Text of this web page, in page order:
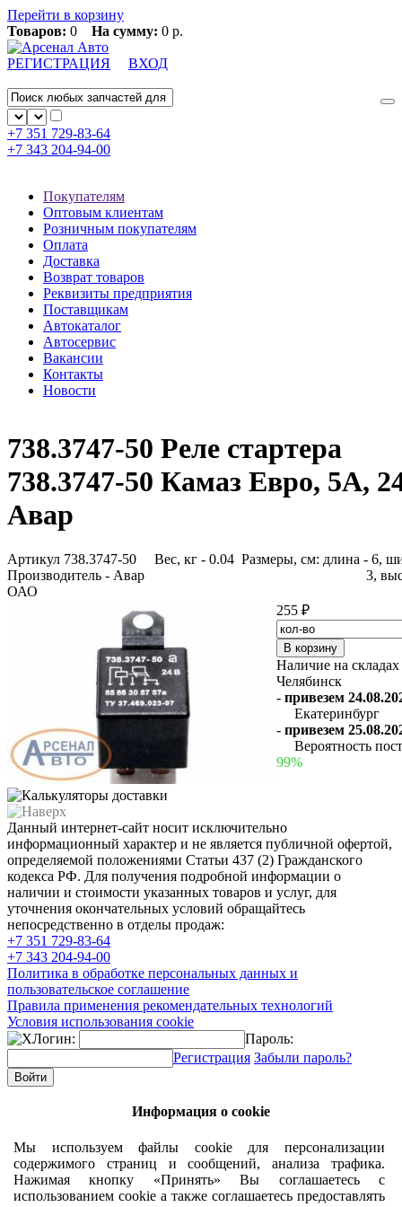
Перейти в корзину
Товаров: 0 На сумму: 0 р.
РЕГИСТРАЦИЯ ВХОД
+7 351 729-83-64
+7 343 204-94-00
Покупателям
Оптовым клиентам
Розничным покупателям
Оплата
Доставка
Возврат товаров
Реквизиты предприятия
Поставщикам
Автокаталог
Автосервис
Вакансии
Контакты
Новости
738.3747-50 Реле стартера
738.3747-50 Камаз Евро, 5А,
Авар
Артикул 738.3747-50
Производитель - Авар
ОАО
Вес, кг - 0.04 Размеры, см: длина - 6,
3,
255 ₽
Наличие на складах
Челябинск
- привезем
Екатеринбург
- привезем
Вероятность
99%
Данный интернет-сайт носит исключительно
информационный характер и не является публичной офертой,
определяемой положениями Статьи 437 (2) Гражданского
кодекса РФ. Для получения подробной информации о
наличии и стоимости указанных товаров и услуг, для
уточнения окончательных условий обращайтесь
непосредственно в отделы продаж:
+7 351 729-83-64
+7 343 204-94-00
Политика в обработке персональных данных и
пользовательское соглашение
Правила применения рекомендательных технологий
Условия использования cookie
Логин:
Пароль:
Регистрация Забыли пароль?
Информация о cookie
Мы используем файлы cookie для персонализации
содержимого страниц и сообщений, анализа трафика.
Нажимая кнопку «Принять» Вы соглашаетесь с
использованием cookie а также соглашаетесь предоставлять